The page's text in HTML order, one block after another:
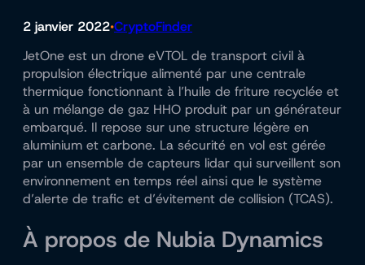
2 janvier 2022•CryptoFinder
JetOne est un drone eVTOL de transport civil à
propulsion électrique alimenté par une centrale
thermique fonctionnant à l’huile de friture recyclée et
à un mélange de gaz HHO produit par un générateur
embarqué. Il repose sur une structure légère en
aluminium et carbone. La sécurité en vol est gérée
par un ensemble de capteurs lidar qui surveillent son
environnement en temps réel ainsi que le système
d’alerte de trafic et d’évitement de collision (TCAS).
À propos de Nubia Dynamics